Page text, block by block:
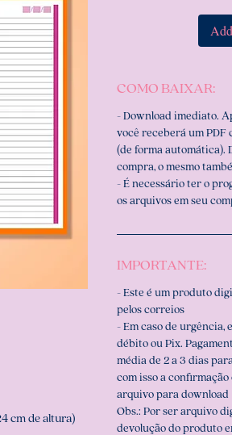
cm de altura)
COMO BAIXAR:
- Download imediato.
você receberá um PDF
(de forma automática).
compra, o mesmo
- É necessário ter o
os arquivos em seu
IMPORTANTE:
- Este é um produto
pelos correios
- Em caso de urgência,
débito ou Pix.
média de 2 a 3 dias
com isso a
arquivo para download
Obs.: Por ser arquivo
devolução do produto